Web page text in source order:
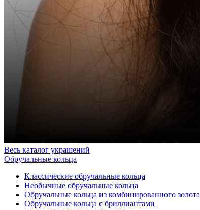
Весь каталог украшений
Обручальные кольца
Классические обручальные кольца
Необычные обручальные кольца
Обручальные кольца из комбинированного золота
Обручальные кольца с бриллиантами